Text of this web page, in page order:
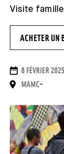
Visite famille
ACHETER UN
DATES
8 FÉVRIER 2025
LIEU
MAMC+